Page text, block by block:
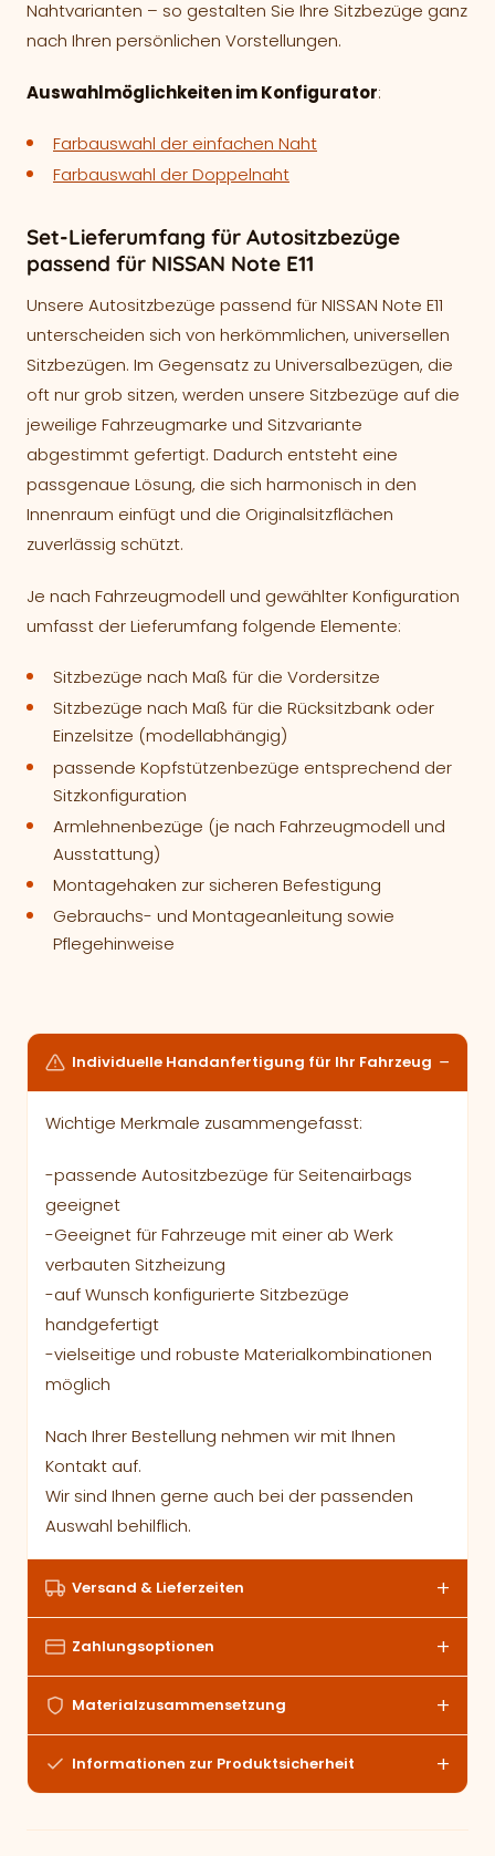
Nahtvarianten – so gestalten Sie Ihre Sitzbezüge ganz
nach Ihren persönlichen Vorstellungen.
Auswahlmöglichkeiten im Konfigurator:
Farbauswahl der einfachen Naht
Farbauswahl der Doppelnaht
Set-Lieferumfang für Autositzbezüge
passend für NISSAN Note E11
Unsere Autositzbezüge passend für NISSAN Note E11
unterscheiden sich von herkömmlichen, universellen
Sitzbezügen. Im Gegensatz zu Universalbezügen, die
oft nur grob sitzen, werden unsere Sitzbezüge auf die
jeweilige Fahrzeugmarke und Sitzvariante
abgestimmt gefertigt. Dadurch entsteht eine
passgenaue Lösung, die sich harmonisch in den
Innenraum einfügt und die Originalsitzflächen
zuverlässig schützt.
Je nach Fahrzeugmodell und gewählter Konfiguration
umfasst der Lieferumfang folgende Elemente:
Sitzbezüge nach Maß für die Vordersitze
Sitzbezüge nach Maß für die Rücksitzbank oder
Einzelsitze (modellabhängig)
passende Kopfstützenbezüge entsprechend der
Sitzkonfiguration
Armlehnenbezüge (je nach Fahrzeugmodell und
Ausstattung)
Montagehaken zur sicheren Befestigung
Gebrauchs- und Montageanleitung sowie
Pflegehinweise
Individuelle Handanfertigung für Ihr Fahrzeug
Wichtige Merkmale zusammengefasst:
-passende Autositzbezüge für Seitenairbags
geeignet
-Geeignet für Fahrzeuge mit einer ab Werk
verbauten Sitzheizung
-auf Wunsch konfigurierte Sitzbezüge
handgefertigt
-vielseitige und robuste Materialkombinationen
möglich
Nach Ihrer Bestellung nehmen wir mit Ihnen
Kontakt auf.
Wir sind Ihnen gerne auch bei der passenden
Auswahl behilflich.
Versand & Lieferzeiten
Zahlungsoptionen
Materialzusammensetzung
Informationen zur Produktsicherheit